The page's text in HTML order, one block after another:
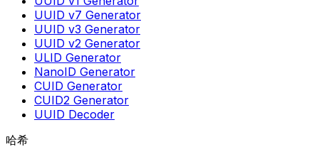
UUID v7 Generator
UUID v3 Generator
UUID v2 Generator
ULID Generator
NanoID Generator
CUID Generator
CUID2 Generator
UUID Decoder
哈希